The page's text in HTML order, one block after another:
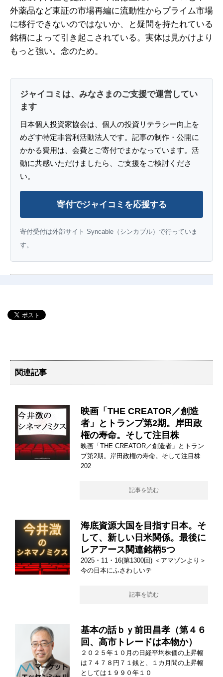
外薬品など東証の市場再編に流動性からプライム市場
に移行できないのではないか、と疑問を持たれている
銘柄によって引き起こされている。実体は見かけより
もっと強い。念のため。
ジャイコミは、みなさまのご支援で運営してい
ます
日本個人投資家協会は、個人の投資リテラシー向上を
めざす特定非営利活動法人です。記事の制作・公開に
かかる費用は、会費とご寄付でまかなっています。活
動に共感いただけましたら、ご支援をご検討くださ
い。
寄付でジャイコミを応援する
寄付受付は外部サイト Syncable（シンカブル）で行っていま
す。
関連記事
映画「THE CREATOR／創造
者」とトランプ第2期。岸田政
権の寿命。そして注目株
映画「THE CREATOR／創造者」とトラン
プ第2期。岸田政権の寿命。そして注目株
202
記事を読む
海底資源大国を目指す日本。そ
して、新しい日米関係。最後に
レアアース関連銘柄5つ
2025・11・16(第1300回) ＜アマゾンより＞
今の日本にふさわしいテ
記事を読む
基本の話ｂｙ前田昌孝（第４６
回、高市トレードは本物か）
２０２５年１０月の日経平均株価の上昇幅
は７４７８円７１銭と、１カ月間の上昇幅
としては１９９０年１０